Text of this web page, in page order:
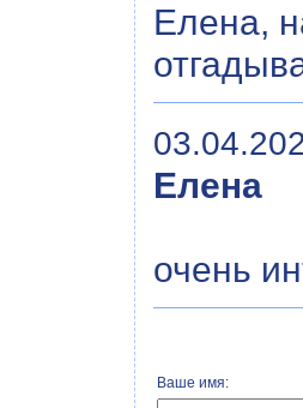
Елена,
Елена
очень
Ваше имя: